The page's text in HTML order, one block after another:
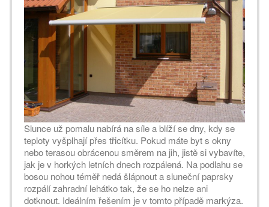
Slunce už pomalu nabírá na síle a blíží se dny, kdy se
teploty vyšplhají přes třicítku. Pokud máte byt s okny
nebo terasou obrácenou směrem na jih, jistě si vybavíte,
jak je v horkých letních dnech rozpálená. Na podlahu se
bosou nohou téměř nedá šlápnout a sluneční paprsky
rozpálí zahradní lehátko tak, že se ho nelze ani
dotknout. Ideálním řešením je v tomto případě markýza.